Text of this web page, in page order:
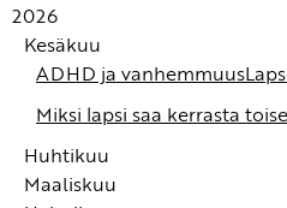
2026
Kesäkuu
ADHD ja vanhemmuus
Miksi lapsi saa kerrasta
Huhtikuu
Turvan kokemus syntyy
Maaliskuu